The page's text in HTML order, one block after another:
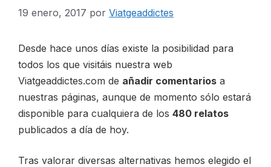
FOTOS
CONTACTO
ESP
19 enero, 2017 por Viatgeaddictes
Desde hace unos días existe la posibilidad para
todos los que visitáis nuestra web
Viatgeaddictes.com de añadir comentarios a
nuestras páginas, aunque de momento sólo estará
disponible para cualquiera de los 480 relatos
publicados a día de hoy.
Tras valorar diversas alternativas hemos elegido el